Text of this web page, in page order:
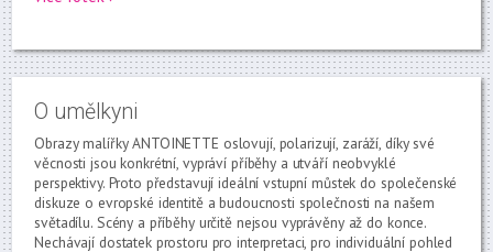
O umělkyni
Obrazy malířky ANTOINETTE oslovují, polarizují, zaráží, díky své
věcnosti jsou konkrétní, vypráví příběhy a utváří neobvyklé
perspektivy. Proto představují ideální vstupní můstek do společenské
diskuze o evropské identitě a budoucnosti společnosti na našem
světadílu. Scény a příběhy určitě nejsou vyprávěny až do konce.
Nechávají dostatek prostoru pro interpretaci, pro individuální pohled